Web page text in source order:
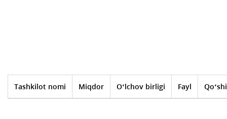
Tashkilot nomi Miqdor O‘lchov birligi Fayl